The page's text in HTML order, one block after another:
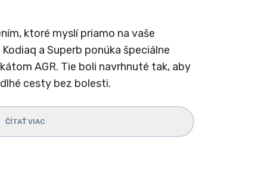
ktoré myslí priamo na vaše
a Superb ponúka špeciálne
AGR. Tie boli navrhnuté tak, aby
cesty bez bolesti.
ČÍTAŤ VIAC